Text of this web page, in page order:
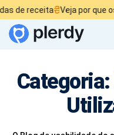
₴Veja por que os
Categoria: